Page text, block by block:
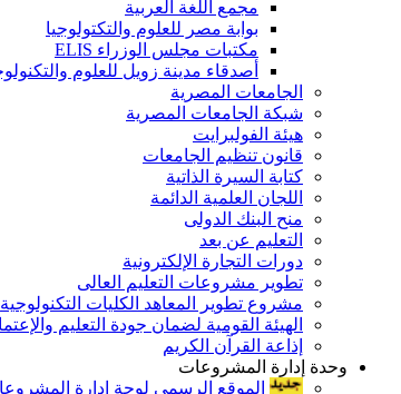
مجمع اللغة العربية
بوابة مصر للعلوم والتكتولوجيا
مكتبات مجلس الوزراء ELIS
أصدقاء مدينة زويل للعلوم
الجامعات المصرية
شبكة الجامعات المصرية
هيئة الفولبرايت
قانون تنظيم الجامعات
كتابة السيرة الذاتية
اللجان العلمية الدائمة
منح البنك الدولى
التعليم عن بعد
دورات التجارة الإلكترونية
تطوير مشروعات التعليم العالى
مشروع تطوير المعاهد الكليات التكنولوجية
الهيئة القومية لضمان جودة التعليم
إذاعة القرآن الكريم
وحدة إدارة المشروعات
الموقع الرسمى لوحة إدارة